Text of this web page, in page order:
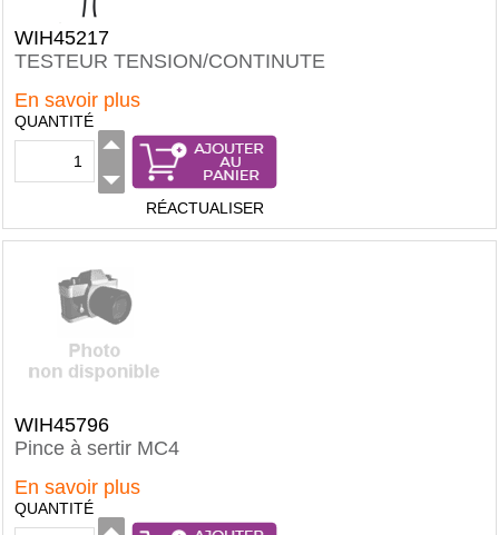
WIH45217
TESTEUR TENSION/CONTINUTE
En savoir plus
QUANTITÉ
RÉACTUALISER
WIH45796
Pince à sertir MC4
En savoir plus
QUANTITÉ